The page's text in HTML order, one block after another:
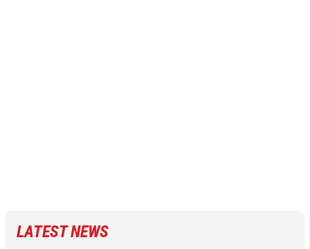
LATEST NEWS